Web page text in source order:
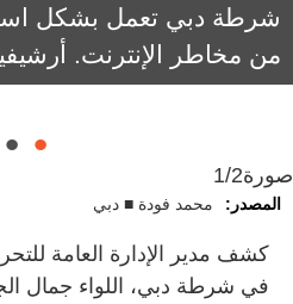
شرطة دبي تعمل بشكل
من مخاطر الإنترنت.
اللواء جمال الجلاف:
ضبطيات فعلية وسجلت
من الأشخاص.
صورة1/2
المصدر: محمد فودة ■ دبي
كشف مدير الإدارة العامة
في شرطة دبي، اللواء جمال